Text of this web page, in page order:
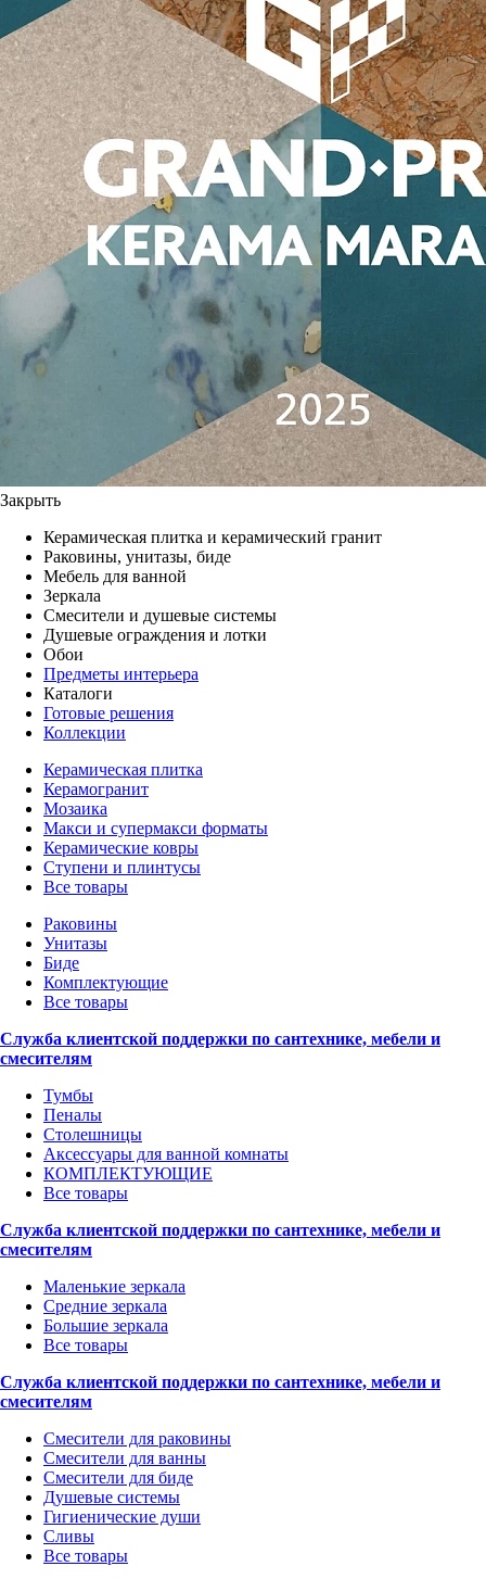
Закрыть
Керамическая плитка и керамический гранит
Раковины, унитазы, биде
Мебель для ванной
Зеркала
Смесители и душевые системы
Душевые ограждения и лотки
Обои
Предметы интерьера
Каталоги
Готовые решения
Коллекции
Керамическая плитка
Керамогранит
Мозаика
Макси и супермакси форматы
Керамические ковры
Ступени и плинтусы
Все товары
Раковины
Унитазы
Биде
Комплектующие
Все товары
Служба клиентской поддержки по сантехнике, мебели и
смесителям
Тумбы
Пеналы
Столешницы
Аксессуары для ванной комнаты
КОМПЛЕКТУЮЩИЕ
Все товары
Служба клиентской поддержки по сантехнике, мебели и
смесителям
Маленькие зеркала
Средние зеркала
Большие зеркала
Все товары
Служба клиентской поддержки по сантехнике, мебели и
смесителям
Смесители для раковины
Смесители для ванны
Смесители для биде
Душевые системы
Гигиенические души
Сливы
Все товары